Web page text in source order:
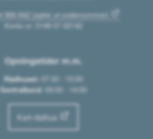
966 842 (sjekk ut undernummer)
Konto nr: 3148 07 02142
Opningstider m.m.
Rådhuset: 07:30 - 15:00
Sentralbord: 09:00 - 14:00
Kart rådhus